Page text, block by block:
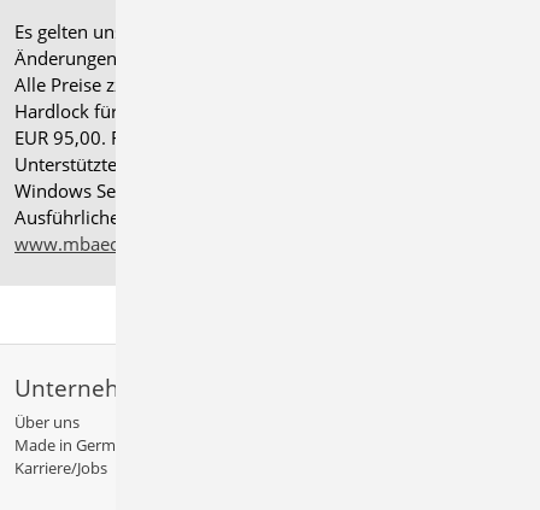
Es gelten unsere
Änderungen und Irrtümer vorbehalten.
Alle Preise zzgl. Versandkosten und gesetzlicher MwSt.
Hardlock für Einzelplatzlizenz, je Arbeitsplatz erforderlich
EUR 95,00. Folgelizenz-/Netzwerkbedingungen auf Anfrage.
Unterstützte Betriebssysteme: Windows
Windows Server 2025 mit Windows Terminal Server.
Ausführliche Informationen auf
www.mbaec.de/service/systemvoraussetzungen
Unternehmen
Über uns
Made in Germany
Karriere/Jobs